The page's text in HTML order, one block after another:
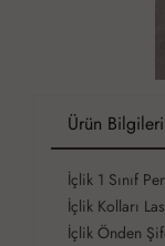
Ürün Bilgileri
İçlik 1 Sınıf
İçlik Kolları
İçlik Önden